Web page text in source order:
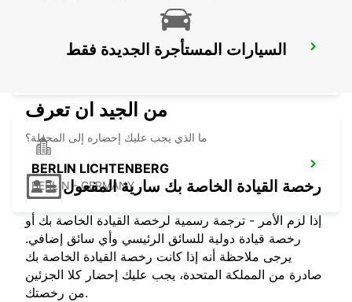
BERLIN HELLERSDORF
BERLIN LICHTENBERG
BERLIN - GERMANY
السيارات المستأجرة الجديدة فقط
من الجيد ان تعرف
ما الذي يجب عليك إحضاره إلى المحطة؟
رخصة القيادة الخاصة بك سارية المفعول
إذا لزم الأمر - ترجمة رسمية لرخصة القيادة الخاصة بك أو
رخصة قيادة دولية للسائق الرئيسي وأي سائق إضافي.
يرجى ملاحظة أنه إذا كانت رخصة القيادة الخاصة بك
صادرة من المملكة المتحدة، يجب عليك إحضار كلا الجزئين
من رخصتك.